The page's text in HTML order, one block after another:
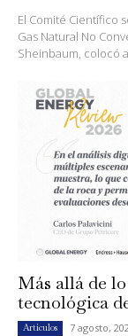
El Comité Científico
Gas Natural No
Sheinbaum, colocó
Más allá de
tecnológica
Artículos 7 agosto,